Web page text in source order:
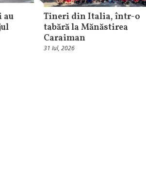
au
Tineri din Italia, într-o
tabără la Mănăstirea
Caraiman
31 Iul, 2026